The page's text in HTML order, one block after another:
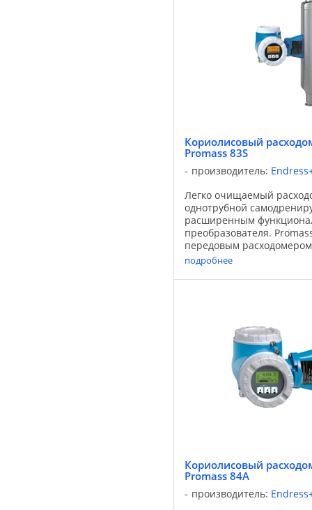
Кориолисовый
Promass 83S
производитель:
Легко очищаемый
однотрубной
расширенным
преобразователя.
передовым
исполнении – решение
отвечает всем
подробнее
Кориолисовый
Promass 84A
производитель: